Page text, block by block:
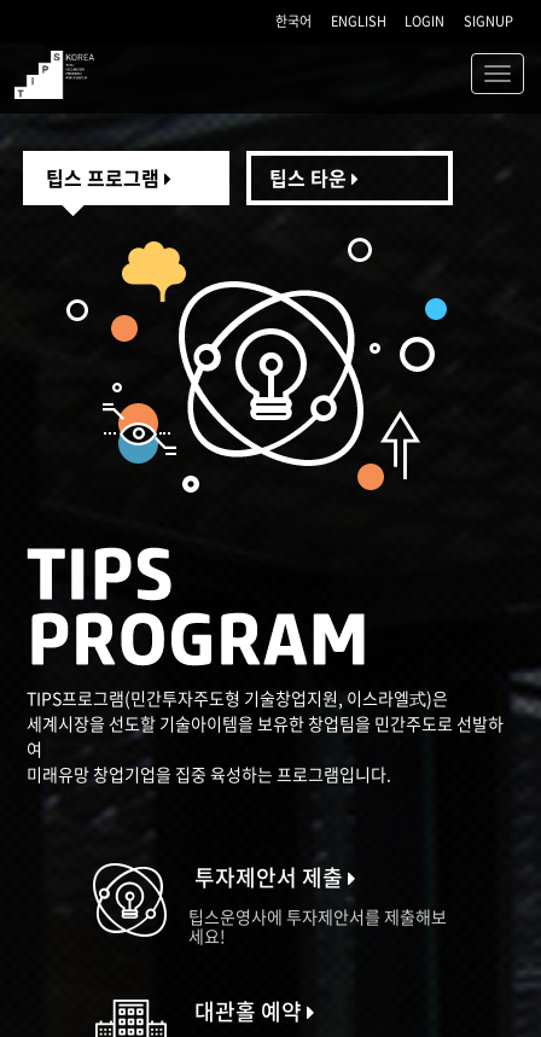
한국어 ENGLISH LOGIN SIGNUP
TIPS
팁스 프로그램 팁스 타운
TIPS프로그램(민간투자주도형 기술창업지원, 이스라엘式)은
세계시장을 선도할 기술아이템을 보유한 창업팀을 민간주도로 선발하
여
미래유망 창업기업을 집중 육성하는 프로그램입니다.
투자제안서 제출
팁스운영사에 투자제안서를 제출해보
세요!
대관홀 예약